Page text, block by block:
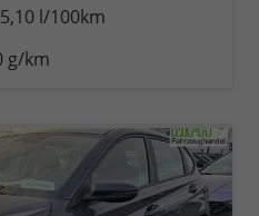
5,10 l/100km
g/km